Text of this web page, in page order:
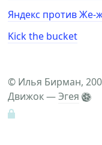
Яндекс против Же-
Kick the bucket
© Илья Бирман,
Движок —Эгея